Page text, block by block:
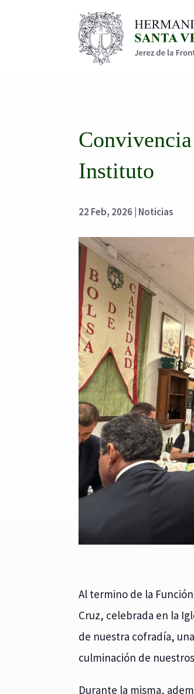
Instituto
22 Feb, 2026 Noticias
Al termino de la
Cruz, celebrada en la
de nuestra cofradía,
culminación de
Durante la misma,